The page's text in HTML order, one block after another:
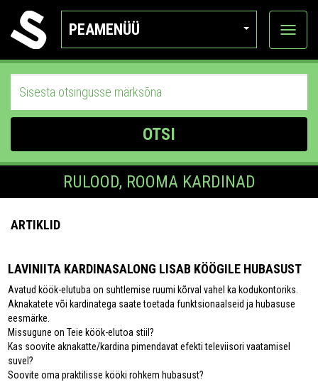
PEAMENÜÜ
Ava
OTSI
RULOOD, ROOMA KARDINAD
ARTIKLID
LAVINIITA KARDINASALONG LISAB KÖÖGILE HUBASUST
Avatud köök-elutuba on suhtlemise ruumi kõrval vahel ka kodukontoriks.
Aknakatete või kardinatega saate toetada funktsionaalseid ja hubasuse
eesmärke.
Missugune on Teie köök-elutoa stiil?
Kas soovite aknakatte/kardina pimendavat efekti televiisori vaatamisel
suvel?
Soovite oma praktilisse kööki rohkem hubasust?